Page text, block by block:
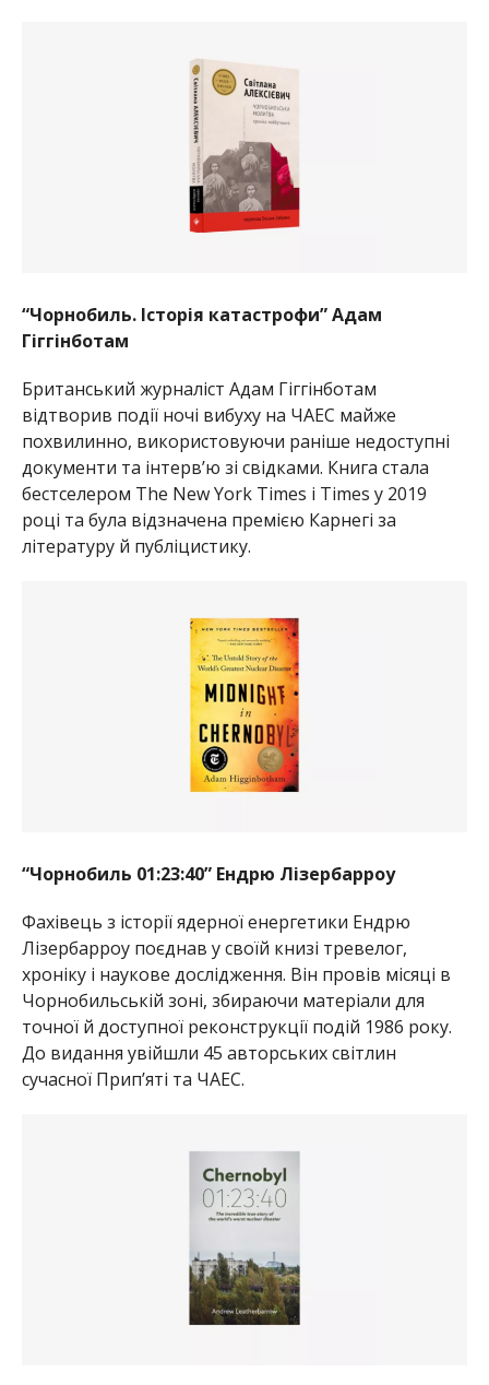
“Чорнобиль. Історія катастрофи” Адам
Гіггінботам
Британський журналіст Адам Гіггінботам
відтворив події ночі вибуху на ЧАЕС майже
похвилинно, використовуючи раніше недоступні
документи та інтерв’ю зі свідками. Книга стала
бестселером The New York Times і Times у 2019
році та була відзначена премією Карнегі за
літературу й публіцистику.
“Чорнобиль 01:23:40” Ендрю Лізербарроу
Фахівець з історії ядерної енергетики Ендрю
Лізербарроу поєднав у своїй книзі тревелог,
хроніку і наукове дослідження. Він провів місяці в
Чорнобильській зоні, збираючи матеріали для
точної й доступної реконструкції подій 1986 року.
До видання увійшли 45 авторських світлин
сучасної Прип’яті та ЧАЕС.